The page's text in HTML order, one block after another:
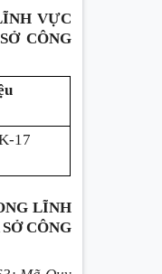
VỰC
CÔNG
17
LĨNH
CÔNG